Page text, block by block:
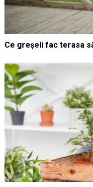
Ce greșeli fac terasa